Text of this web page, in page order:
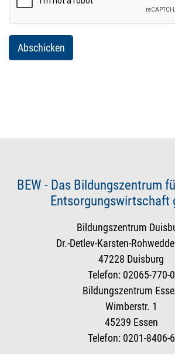
BEW - Das Bildungszentrum
Entsorgungswirtschaft
Bildungszentrum
Dr.-Detlev-Karsten-
47228 Duisburg
Telefon: 02065-770-0
Bildungszentrum
Wimberstr. 1
45239 Essen
Telefon: 0201-8406-6